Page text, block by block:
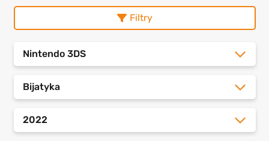
Filtry
Nintendo 3DS
Bijatyka
2022